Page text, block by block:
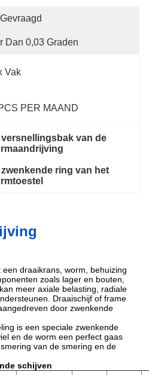
Dan 0,03 Graden
Vak
PER MAAND
versnellingsbak van de
zwenkende ring van het
draaikrans, worm, behuizing
zoals lager en bouten,
meer axiale belasting, radiale
Draaischijf of frame
door zwenkende
is een speciale zwenkende
en de worm een ​​perfect gaas
van de smering en de
schijven